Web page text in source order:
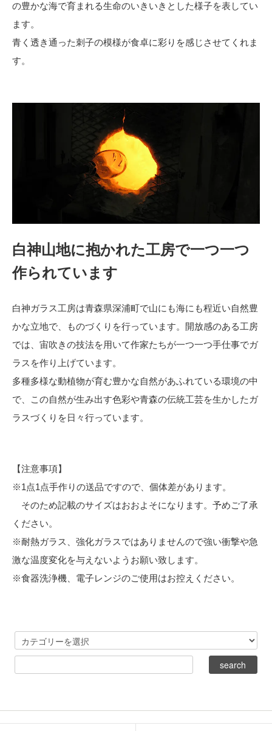
の豊かな海で育まれる生命のいきいきとした様子を表してい
ます。
青く透き通った刺子の模様が食卓に彩りを感じさせてくれま
す。
白神山地に抱かれた工房で一つ一つ
作られています
白神ガラス工房は青森県深浦町で山にも海にも程近い自然豊
かな立地で、ものづくりを行っています。開放感のある工房
では、宙吹きの技法を用いて作家たちが一つ一つ手仕事でガ
ラスを作り上げています。
多種多様な動植物が育む豊かな自然があふれている環境の中
で、この自然が生み出す色彩や青森の伝統工芸を生かしたガ
ラスづくりを日々行っています。
【注意事項】
※1点1点手作りの送品ですので、個体差があります。
そのため記載のサイズはおおよそになります。予めご了承
ください。
※耐熱ガラス、強化ガラスではありませんので強い衝撃や急
激な温度変化を与えないようお願い致します。
※食器洗浄機、電子レンジのご使用はお控えください。